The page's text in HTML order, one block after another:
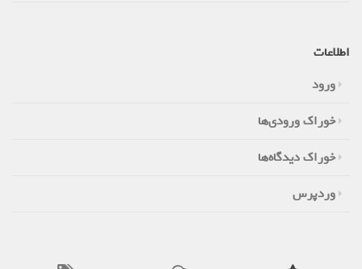
اطلاعات
ورود
خوراک ورودی‌ها
خوراک دیدگاه‌ها
وردپرس